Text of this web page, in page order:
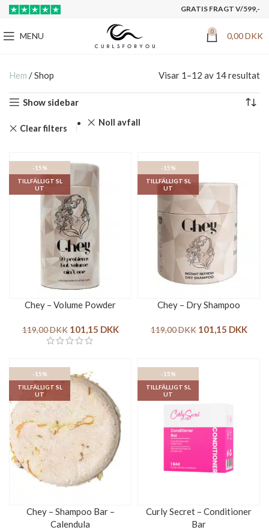
GRATIS FRAGT V/599,-
MENU 0 0,00DKK
Hem /Shop Visar 1–12 av 14 resultat
Show sidebar
Clear filters
Noll avfall
-15%
TILLFÄLLIGT SL
UT
Chey – Volume Powder
119,00DKK 101,15 DKK
-15%
TILLFÄLLIGT SL
UT
Chey – Dry Shampoo
119,00DKK 101,15 DKK
-15%
TILLFÄLLIGT SL
UT
Chey – Shampoo Bar –
Calendula
-15%
TILLFÄLLIGT SL
UT
Curly Secret – Conditioner
Bar